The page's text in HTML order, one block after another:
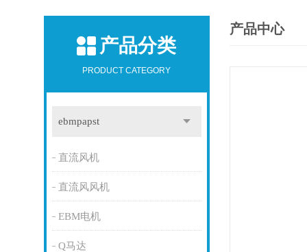
产品分类
PRODUCT CATEGORY
ebmpapst
直流风机
直流风风机
EBM电机
Q马达
产品中心